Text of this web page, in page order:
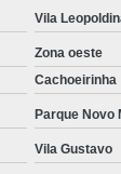
Vila
Zona oeste
Cachoeirinha
Parque Novo
Vila Gustavo